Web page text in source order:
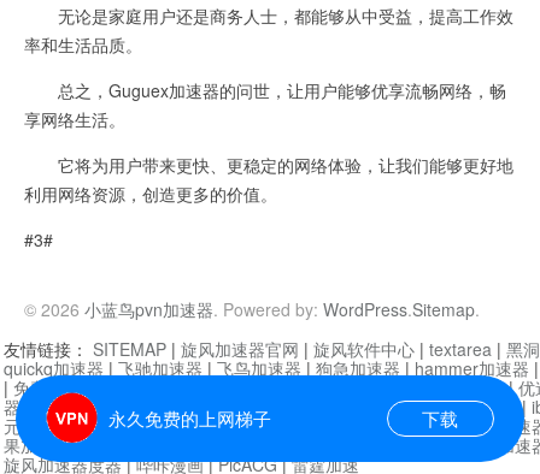
无论是家庭用户还是商务人士，都能够从中受益，提高工作效
率和生活品质。
总之，Guguex加速器的问世，让用户能够优享流畅网络，畅
享网络生活。
它将为用户带来更快、更稳定的网络体验，让我们能够更好地
利用网络资源，创造更多的价值。
#3#
© 2026 小蓝鸟pvn加速器. Powered by: WordPress.Sitemap.
永久免费的上网梯子 下载
友情链接： SITEMAP | 旋风加速器官网 | 旋风软件中心 | textarea | 黑
quickq加速器 | 飞驰加速器 | 飞鸟加速器 | 狗急加速器 | hammer加速器
| 免费vqn加速外网 迷雾通|优
器| 快柠檬加速器 |黑洞加速 |falemon 快橙加速器|anycast加速器 |
元机场加速器 |一元机场|老王加速器 | 白石山|
小牛加速
果加速器|黑洞加速
芒果加速
旋风加速器度器|哔咔漫画|PicACG|雷霆加速